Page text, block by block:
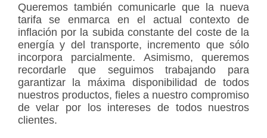
Queremos también comunicarle que la nueva
tarifa se enmarca en el actual contexto de
inflación por la subida constante del coste de la
energía y del transporte, incremento que sólo
incorpora parcialmente. Asimismo, queremos
recordarle que seguimos trabajando para
garantizar la máxima disponibilidad de todos
nuestros productos, fieles a nuestro compromiso
de velar por los intereses de todos nuestros
clientes.